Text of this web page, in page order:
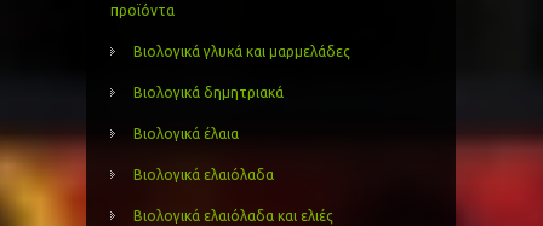
προϊόντα
Βιολογικά γλυκά και μαρμελάδες
Βιολογικά δημητριακά
Βιολογικά έλαια
Βιολογικά ελαιόλαδα
Βιολογικά ελαιόλαδα και ελιές